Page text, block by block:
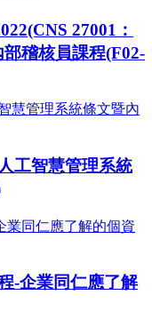
27001：
稽核員課程(F02-
工智慧管理系統
-企業同仁應了解